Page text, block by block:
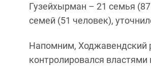
Гузейхырман – 21 семья
семей (51 человек),
Напомним, Ходжавендский
контролировался